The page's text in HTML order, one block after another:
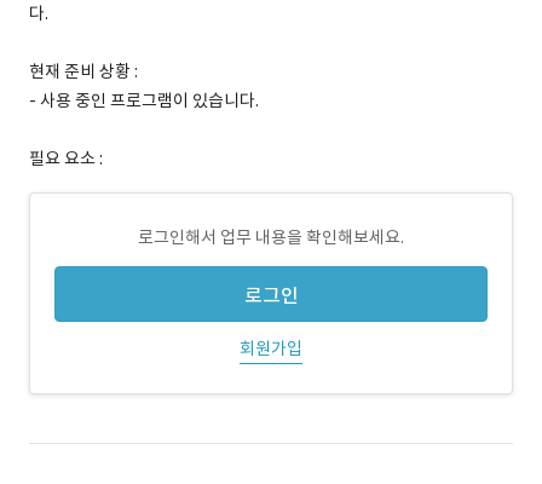
다.
현재 준비 상황 :
- 사용 중인 프로그램이 있습니다.
필요 요소 :
로그인해서 업무 내용을 확인해보세요.
로그인
회원가입